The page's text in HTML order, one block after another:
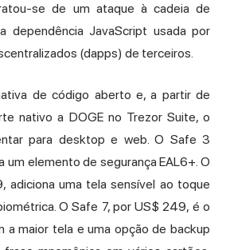
se de um ataque à cadeia de
dependência JavaScript usada por
(dapps) de terceiros.
de código aberto e, a partir de
nativo a DOGE no Trezor Suite, o
para desktop e web. O Safe 3
um elemento de segurança EAL6+. O
adiciona uma tela sensível ao toque
O Safe 7, por US$ 249, é o
a maior tela e uma opção de backup